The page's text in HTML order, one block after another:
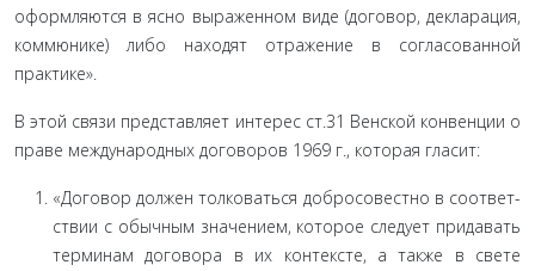
оформляют­ся в ясно выраженном виде (договор, декларация,
коммюнике) либо находят отражение в согласованной
практике».
В этой связи представляет интерес ст.31 Венской конвен­ции о
праве международных договоров 1969 г., которая гла­сит:
«Договор должен толковаться добросовестно в соответ­
ствии с обычным значением, которое следует придавать
тер­минам договора в их контексте, а также в свете